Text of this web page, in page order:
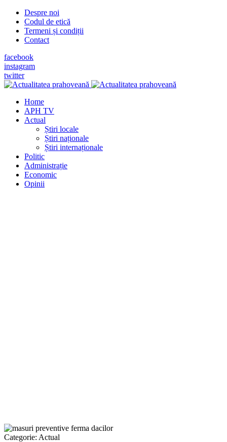
Despre noi
Codul de etică
Termeni și condiții
Contact
facebook
instagram
twitter
Home
APH TV
Actual
Știri locale
Știri naționale
Știri internaționale
Politic
Administrație
Economic
Opinii
Categorie: Actual